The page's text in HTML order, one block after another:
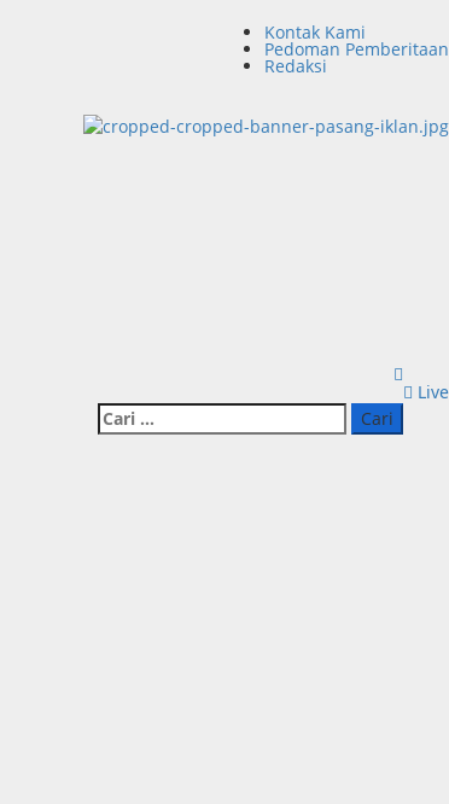
Kontak Kami
Pedoman Pemberitaan
Redaksi
Cari
untuk:
Live